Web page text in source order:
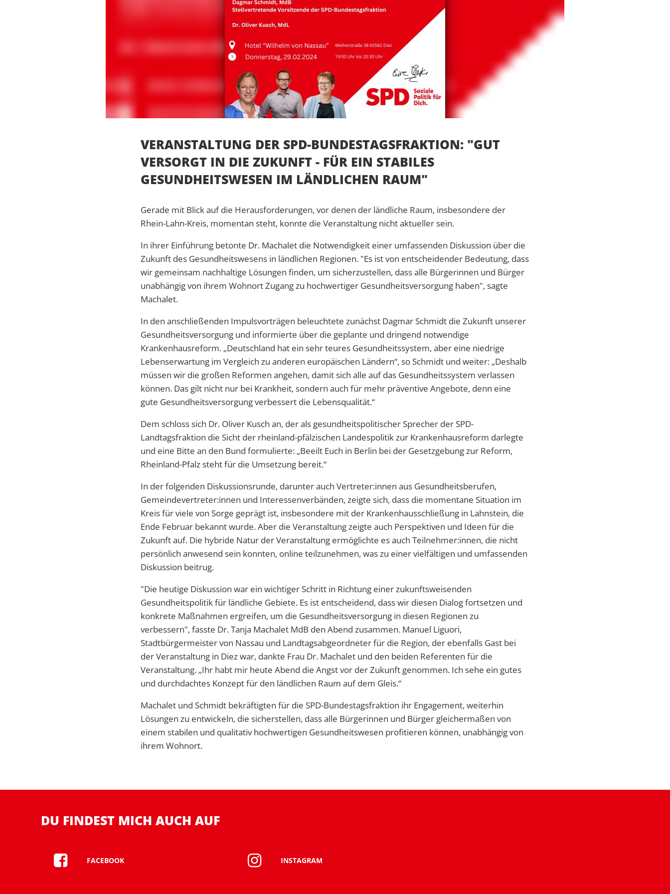
VERANSTALTUNG DER SPD-BUNDESTAGSFRAKTION: "GUT
VERSORGT IN DIE ZUKUNFT - FÜR EIN STABILES
GESUNDHEITSWESEN IM LÄNDLICHEN RAUM"
Gerade mit Blick auf die Herausforderungen, vor denen der ländliche Raum, insbesondere der
Rhein-Lahn-Kreis, momentan steht, konnte die Veranstaltung nicht aktueller sein.
In ihrer Einführung betonte Dr. Machalet die Notwendigkeit einer umfassenden Diskussion über die
Zukunft des Gesundheitswesens in ländlichen Regionen. "Es ist von entscheidender Bedeutung, dass
wir gemeinsam nachhaltige Lösungen finden, um sicherzustellen, dass alle Bürgerinnen und Bürger
unabhängig von ihrem Wohnort Zugang zu hochwertiger Gesundheitsversorgung haben", sagte
Machalet.
In den anschließenden Impulsvorträgen beleuchtete zunächst Dagmar Schmidt die Zukunft unserer
Gesundheitsversorgung und informierte über die geplante und dringend notwendige
Krankenhausreform. „Deutschland hat ein sehr teures Gesundheitssystem, aber eine niedrige
Lebenserwartung im Vergleich zu anderen europäischen Ländern“, so Schmidt und weiter: „Deshalb
müssen wir die großen Reformen angehen, damit sich alle auf das Gesundheitssystem verlassen
können. Das gilt nicht nur bei Krankheit, sondern auch für mehr präventive Angebote, denn eine
gute Gesundheitsversorgung verbessert die Lebensqualität.“
Dem schloss sich Dr. Oliver Kusch an, der als gesundheitspolitischer Sprecher der SPD-
Landtagsfraktion die Sicht der rheinland-pfälzischen Landespolitik zur Krankenhausreform darlegte
und eine Bitte an den Bund formulierte: „Beeilt Euch in Berlin bei der Gesetzgebung zur Reform,
Rheinland-Pfalz steht für die Umsetzung bereit.“
In der folgenden Diskussionsrunde, darunter auch Vertreter:innen aus Gesundheitsberufen,
Gemeindevertreter:innen und Interessenverbänden, zeigte sich, dass die momentane Situation im
Kreis für viele von Sorge geprägt ist, insbesondere mit der Krankenhausschließung in Lahnstein, die
Ende Februar bekannt wurde. Aber die Veranstaltung zeigte auch Perspektiven und Ideen für die
Zukunft auf. Die hybride Natur der Veranstaltung ermöglichte es auch Teilnehmer:innen, die nicht
persönlich anwesend sein konnten, online teilzunehmen, was zu einer vielfältigen und umfassenden
Diskussion beitrug.
"Die heutige Diskussion war ein wichtiger Schritt in Richtung einer zukunftsweisenden
Gesundheitspolitik für ländliche Gebiete. Es ist entscheidend, dass wir diesen Dialog fortsetzen und
konkrete Maßnahmen ergreifen, um die Gesundheitsversorgung in diesen Regionen zu
verbessern", fasste Dr. Tanja Machalet MdB den Abend zusammen. Manuel Liguori,
Stadtbürgermeister von Nassau und Landtagsabgeordneter für die Region, der ebenfalls Gast bei
der Veranstaltung in Diez war, dankte Frau Dr. Machalet und den beiden Referenten für die
Veranstaltung. „Ihr habt mir heute Abend die Angst vor der Zukunft genommen. Ich sehe ein gutes
und durchdachtes Konzept für den ländlichen Raum auf dem Gleis.“
Machalet und Schmidt bekräftigten für die SPD-Bundestagsfraktion ihr Engagement, weiterhin
Lösungen zu entwickeln, die sicherstellen, dass alle Bürgerinnen und Bürger gleichermaßen von
einem stabilen und qualitativ hochwertigen Gesundheitswesen profitieren können, unabhängig von
ihrem Wohnort.
DU FINDEST MICH AUCH AUF
FACEBOOK INSTAGRAM